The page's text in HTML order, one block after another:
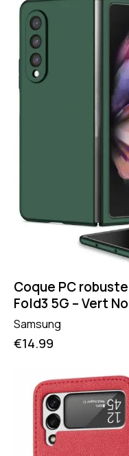
Coque PC
Fold3 5G – Vert
Samsung
€14.99